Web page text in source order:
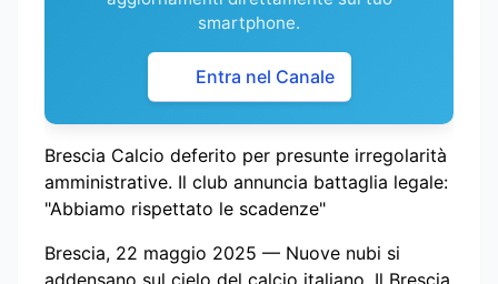
smartphone.
Entra nel Canale
Brescia Calcio deferito per presunte irregolarità
amministrative. Il club annuncia battaglia legale:
"Abbiamo rispettato le scadenze"
Brescia, 22 maggio 2025 — Nuove nubi si
addensano sul cielo del calcio italiano. Il Brescia